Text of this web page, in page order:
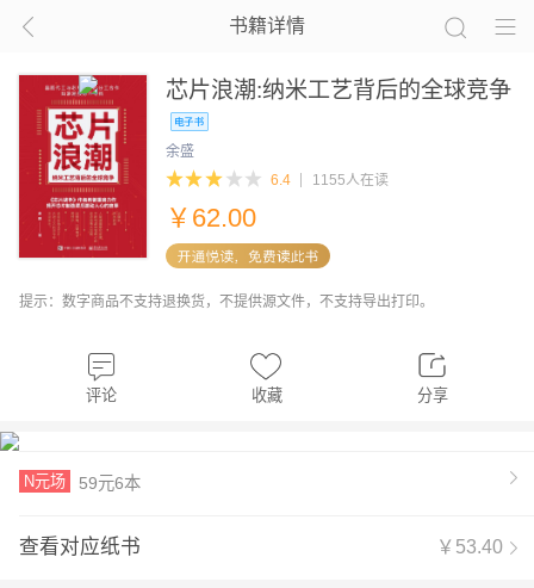
书籍详情
芯片浪潮:纳米工艺背后的全球竞争
余盛
6.4
1155人在读
￥ 62.00
提示：数字商品不支持退换货，不提供源文件，不支持导出打印。
评论 收藏 分享
N元场 59元6本
查看对应纸书 ￥53.40